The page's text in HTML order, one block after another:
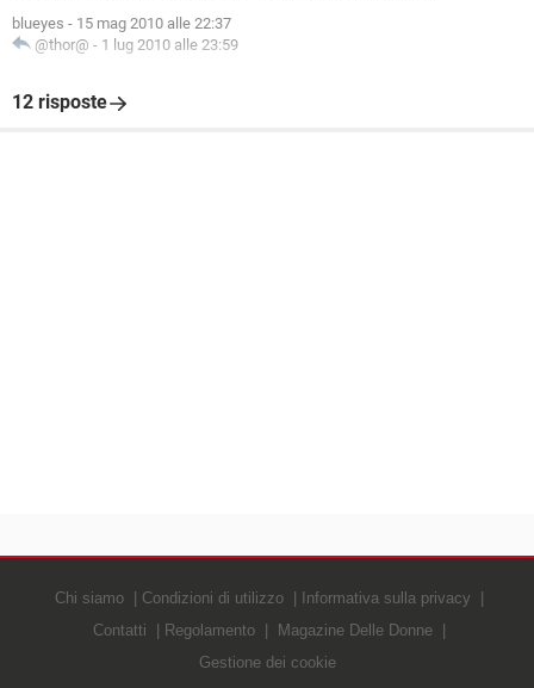
blueyes - 15 mag 2010 alle 22:37
@thor@ - 1 lug 2010 alle 23:59
12 risposte
Chi siamo Condizioni di utilizzo
Informativa sulla privacy
Contatti
Regolamento
Magazine Delle Donne
Gestione dei cookie